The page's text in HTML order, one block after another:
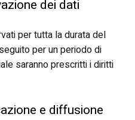
dei dati
per tutta la durata del
per un periodo di
saranno prescritti i diritti
e diffusione